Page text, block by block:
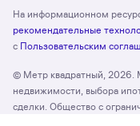
На информационном
рекомендательные
с Пользовательским
© Метр квадратный, 2026.
недвижимости, выбора
сделки. Общество с